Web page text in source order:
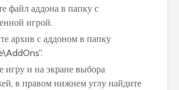
файл аддона в папку с
игрой.
архив с аддоном в папку
игру и на экране выбора
в правом нижнем углу найдите